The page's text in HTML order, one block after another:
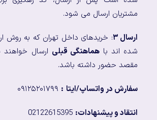
مشتریان ارسال می شود.
ارسال ۳
: خریدهای داخل تهران که به روش
شده اند باهماهنگی قبلی ارسال خواهند
مقصد حضور داشته باشد.
سفارش در واتساپ/ایتا :
انتقاد و پیشنهادات: